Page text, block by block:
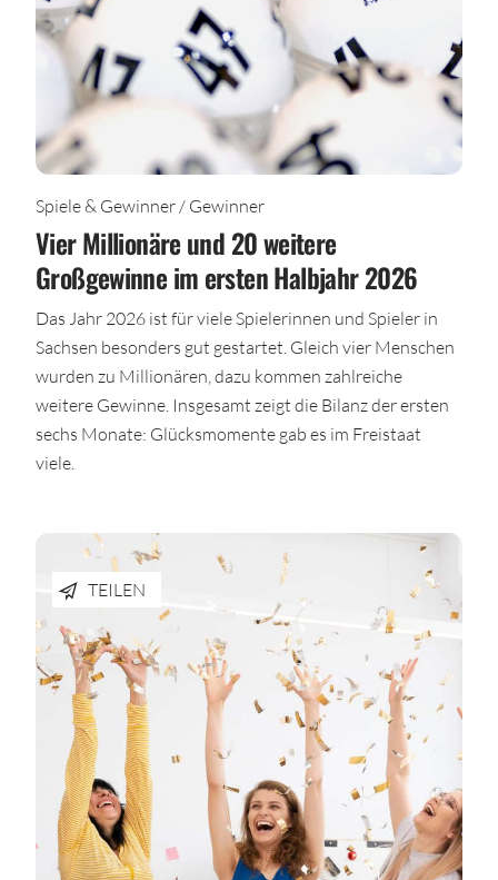
Spiele & Gewinner / Gewinner
Vier Millionäre und 20 weitere
Großgewinne im ersten Halbjahr 2026
Das Jahr 2026 ist für viele Spielerinnen und Spieler in
Sachsen besonders gut gestartet. Gleich vier Menschen
wurden zu Millionären, dazu kommen zahlreiche
weitere Gewinne. Insgesamt zeigt die Bilanz der ersten
sechs Monate: Glücksmomente gab es im Freistaat
viele.
TEILEN